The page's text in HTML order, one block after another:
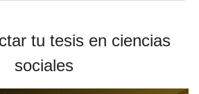
tu tesis en ciencias
sociales